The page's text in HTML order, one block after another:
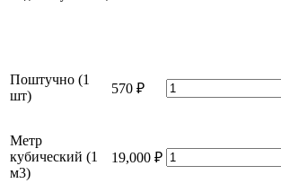
Поштучно (1
шт)
570 ₽
Метр
кубический (1
м3)
19,000 ₽